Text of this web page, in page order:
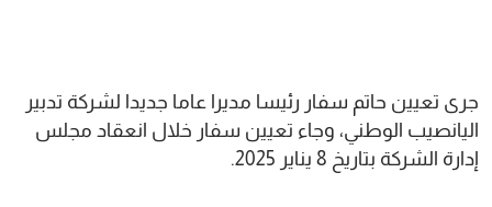
جرى تعيين حاتم سفار رئيسا مديرا عاما جديدا لشركة تدبير
اليانصيب الوطني، وجاء تعيين سفار خلال انعقاد مجلس
إدارة الشركة بتاريخ 8 يناير 2025.